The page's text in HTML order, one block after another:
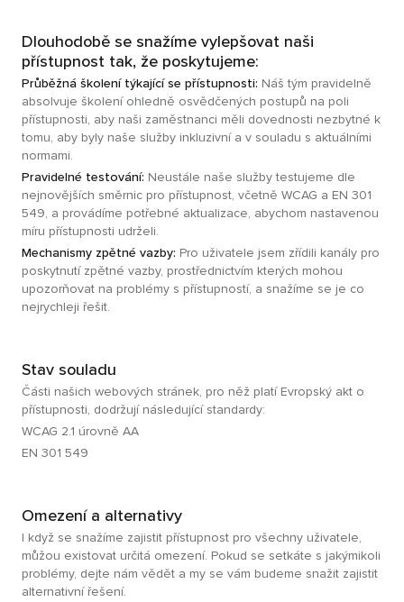
Dlouhodobě se snažíme vylepšovat naši
přístupnost tak, že poskytujeme:
Průběžná školení týkající se přístupnosti: Náš tým pravidelně
absolvuje školení ohledně osvědčených postupů na poli
přístupnosti, aby naši zaměstnanci měli dovednosti nezbytné k
tomu, aby byly naše služby inkluzivní a v souladu s aktuálními
normami.
Pravidelné testování: Neustále naše služby testujeme dle
nejnovějších směrnic pro přístupnost, včetně WCAG a EN 301
549, a provádíme potřebné aktualizace, abychom nastavenou
míru přístupnosti udrželi.
Mechanismy zpětné vazby: Pro uživatele jsem zřídili kanály pro
poskytnutí zpětné vazby, prostřednictvím kterých mohou
upozorňovat na problémy s přístupností, a snažíme se je co
nejrychleji řešit.
Stav souladu
Části našich webových stránek, pro něž platí Evropský akt o
přístupnosti, dodržují následující standardy:
WCAG 2.1 úrovně AA
EN 301 549
Omezení a alternativy
I když se snažíme zajistit přístupnost pro všechny uživatele,
můžou existovat určitá omezení. Pokud se setkáte s jakýmikoli
problémy, dejte nám vědět a my se vám budeme snažit zajistit
alternativní řešení.